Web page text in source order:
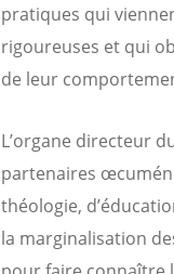
pratiques qui
rigoureuses et qui
de leur
L’organe directeur
partenaires
théologie,
la marginalisation